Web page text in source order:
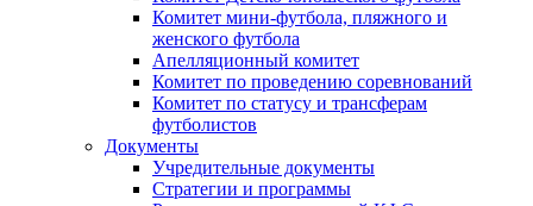
Комитет мини-футбола, пляжного и
женского футбола
Апелляционный комитет
Комитет по проведению соревнований
Комитет по статусу и трансферам
футболистов
Документы
Учредительные документы
Стратегии и программы